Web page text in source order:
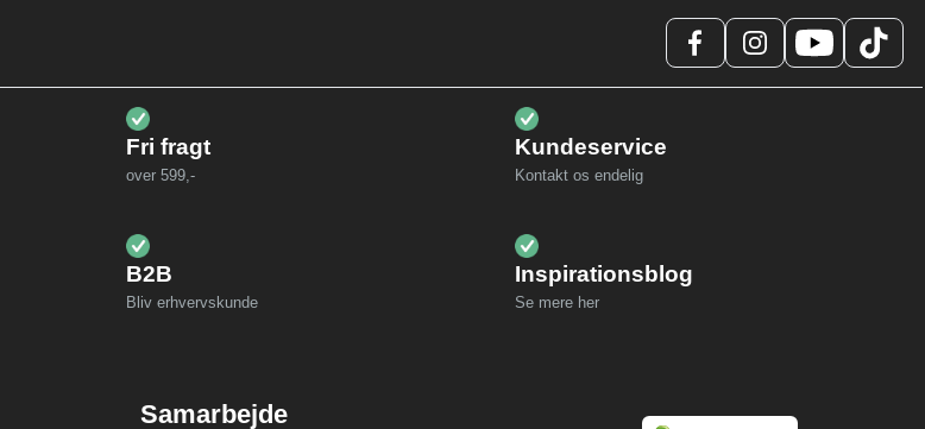
Fri fragt
over 599,-
Kundeservice
Kontakt os endelig
B2B
Bliv erhvervskunde
Inspirationsblog
Se mere her
Samarbejde